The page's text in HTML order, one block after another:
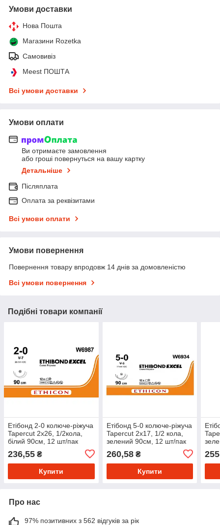
Умови доставки
Нова Пошта
Магазини Rozetka
Самовивіз
Meest ПОШТА
Всі умови доставки
Умови оплати
Ви отримаєте замовлення
або гроші повернуться на вашу картку
Детальніше
Післяплата
Оплата за реквізитами
Всі умови оплати
Умови повернення
Повернення товару впродовж 14 днів за домовленістю
Всі умови повернення
Подібні товари компанії
Етібонд 2-0 колюче-ріжуча
Tapercut 2х26, 1/2кола,
білий 90см, 12 шт/пак
236,55 ₴
Купити
Етібонд 5-0 колюче-ріжуча
Tapercut 2х17, 1/2 кола,
зелений 90см, 12 шт/пак
260,58₴
Купити
Про нас
97% позитивних з 562 відгуків за рік